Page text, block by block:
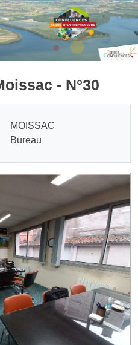
- N°30
MOISSAC
Bureau